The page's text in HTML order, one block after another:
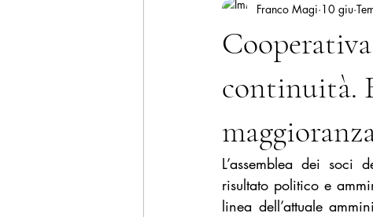
continuità.
Franco Magi 10 giu
L’assemblea dei
risultato politico e
linea dell’attuale